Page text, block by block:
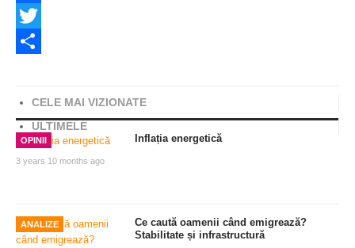
Facebook
Twitter
CELE MAI VIZIONATE
ULTIMELE
OPINII
3 years 10 months ago
Inflația energetică
ANALIZE
Ce caută oamenii când emigrează?
Stabilitate și infrastructură